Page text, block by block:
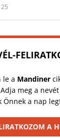
25
le a Mandiner
meg a
Önnek a nap
A